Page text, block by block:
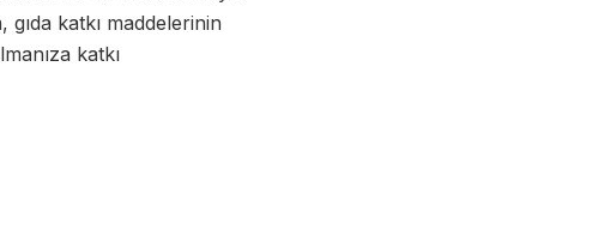
gıda katkı maddelerinin
katkı